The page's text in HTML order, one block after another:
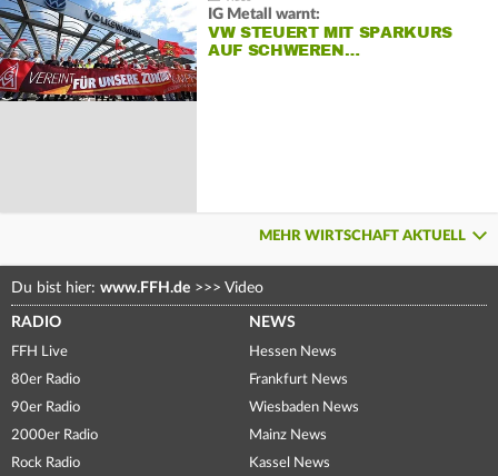
IG Metall warnt:
VW STEUERT MIT SPARKURS
AUF SCHWEREN…
MEHR WIRTSCHAFT AKTUELL
Du bist hier: www.FFH.de >>> Video
RADIO
FFH Live
80er Radio
90er Radio
2000er Radio
Rock Radio
NEWS
Hessen News
Frankfurt News
Wiesbaden News
Mainz News
Kassel News